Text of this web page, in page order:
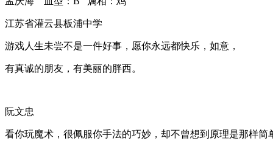
江苏省灌云县板浦中学
游戏人生未尝不是一件好事，愿你永远都快乐，如意，
有真诚的朋友，有美丽的胖西。
阮文忠
看你玩魔术，很佩服你手法的巧妙，却不曾想到原理是那样简